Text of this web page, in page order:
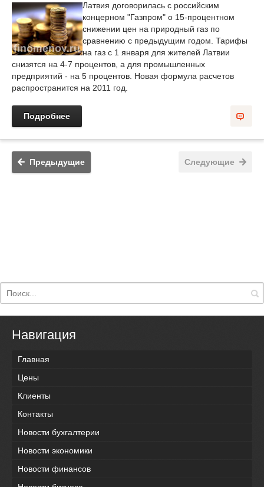
Латвия договорилась с российским
концерном "Газпром" о 15-процентном
снижении цен на природный газ по
сравнению с предыдущим годом. Тарифы
на газ с 1 января для жителей Латвии
снизятся на 4-7 процентов, а для промышленных
предприятий - на 5 процентов. Новая формула расчетов
распространится на 2011 год.
Подробнее
Предыдущие Следующие
Навигация
Главная
Цены
Клиенты
Контакты
Новости бухгалтерии
Новости экономики
Новости финансов